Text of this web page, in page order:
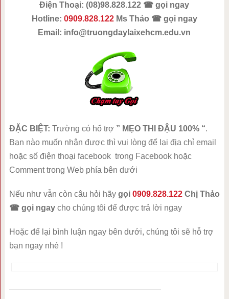
Điện Thoại: (08)98.828.122 ☎ gọi ngay
Hotline: 0909.828.122Ms Thảo ☎ gọi ngay
Email: info@truongdaylaixehcm.edu.vn
ĐẶC BIỆT: Trường có hổ trợ ” MẸO THI ĐẬU 100% “.
Bạn nào muốn nhận được thì vui lòng để lại địa chỉ email
hoặc số điện thoại facebook trong Facebook hoặc
Comment trong Web phía bên dưới
Nếu như vẫn còn câu hỏi hãy gọi 0909.828.122Chị Thảo
☎ gọi ngaycho chúng tôi để được trả lời ngay
Hoặc để lại bình luận ngay bên dưới, chúng tôi sẽ hỗ trợ
bạn ngay nhé !